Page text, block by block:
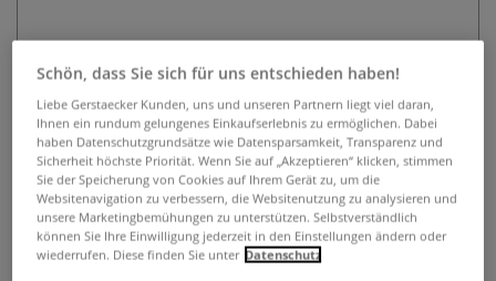
STAEDTLER Mars® 572 FL
Schriftschablone
0 Bewertungen
Schön, dass Sie sich für uns entschieden haben!
Liebe Gerstaecker Kunden, uns und unseren Partnern liegt viel daran,
Ihnen ein rundum gelungenes Einkaufserlebnis zu ermöglichen. Dabei
haben Datenschutzgrundsätze wie Datensparsamkeit, Transparenz und
Sicherheit höchste Priorität. Wenn Sie auf „Akzeptieren“ klicken, stimmen
Sie der Speicherung von Cookies auf Ihrem Gerät zu, um die
Websitenavigation zu verbessern, die Websitenutzung zu analysieren und
unsere Marketingbemühungen zu unterstützen. Selbstverständlich
können Sie Ihre Einwilligung jederzeit in den Einstellungen ändern oder
wiederrufen. Diese finden Sie unter Datenschutz